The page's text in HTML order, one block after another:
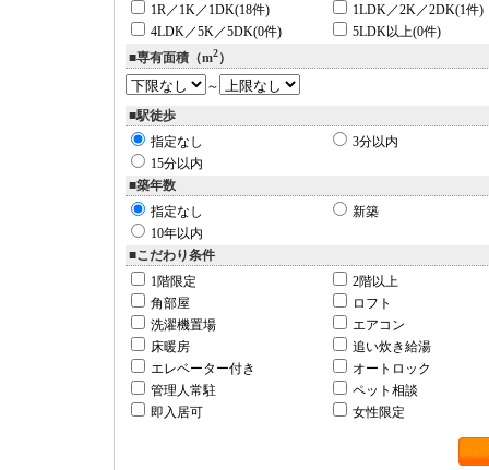
1R／1K／1DK(18件)
1LDK／2K／2DK(1件)
4LDK／5K／5DK(0件)
5LDK以上(0件)
■専有面積（m2）
～
■駅徒歩
指定なし
3分以内
15分以内
■築年数
指定なし
新築
10年以内
■こだわり条件
1階限定
2階以上
角部屋
ロフト
洗濯機置場
エアコン
床暖房
追い炊き給湯
エレベーター付き
オートロック
管理人常駐
ペット相談
即入居可
女性限定